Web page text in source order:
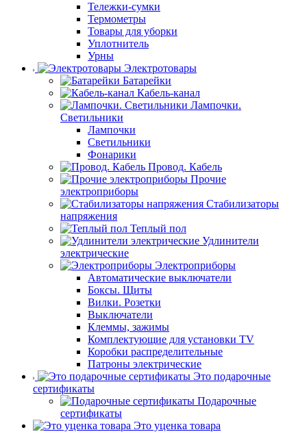
Тележки-сумки
Термометры
Товары для уборки
Уплотнитель
Урны
Электротовары
Батарейки
Кабель-канал
Лампочки.
Светильники
Лампочки
Светильники
Фонарики
Провод. Кабель
Прочие
электроприборы
Стабилизаторы
напряжения
Теплый пол
Удлинители
электрические
Электроприборы
Автоматические выключатели
Боксы. Щиты
Вилки. Розетки
Выключатели
Клеммы, зажимы
Комплектующие для установки TV
Коробки распределительные
Патроны электрические
Это подарочные
сертификаты
Подарочные
сертификаты
Это уценка товара